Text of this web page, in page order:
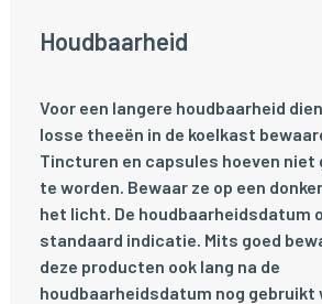
Houdbaarheid
Voor een langere houdbaarheid
losse theeën in de koelkast
Tincturen en capsules hoeven niet
te worden. Bewaar ze op een
het licht. De houdbaarheidsdatum
standaard indicatie. Mits goed
deze producten ook lang na de
houdbaarheidsdatum nog gebruikt